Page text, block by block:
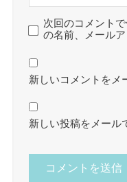
次回のコメント
の名前、メール
新しいコメントをメ
新しい投稿をメール